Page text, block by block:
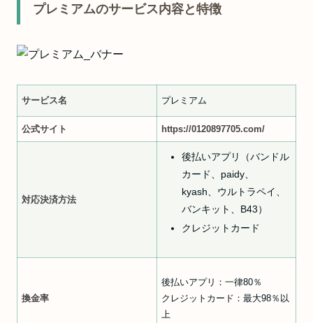
プレミアムのサービス内容と特徴
サービス名 プレミアム
公式サイト https://0120897705.com/
対応決済方法
後払いアプリ（バンドル
カード、 paidy、
kyash、ウルトラペイ、
バンキット、B43）
クレジットカード
換金率
後払いアプリ：一律80％
クレジットカード：最大98％以
上